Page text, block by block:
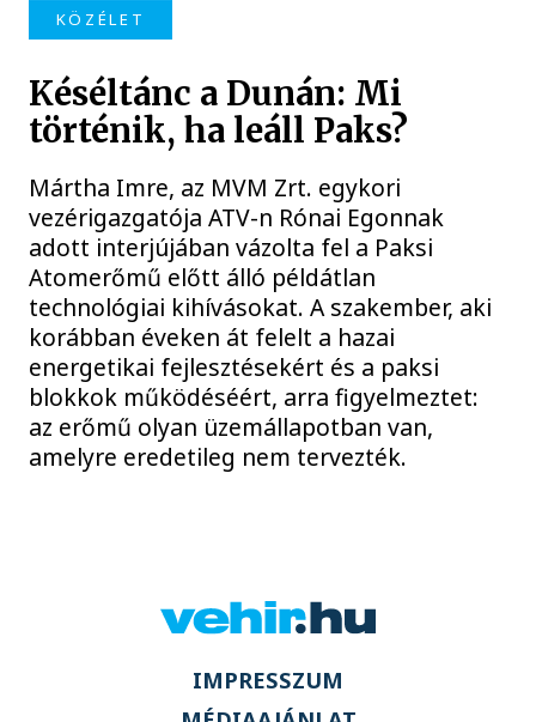
KÖZÉLET
Késéltánc a Dunán: Mi
történik, ha leáll Paks?
Mártha Imre, az MVM Zrt. egykori
vezérigazgatója ATV-n Rónai Egonnak
adott interjújában vázolta fel a Paksi
Atomerőmű előtt álló példátlan
technológiai kihívásokat. A szakember, aki
korábban éveken át felelt a hazai
energetikai fejlesztésekért és a paksi
blokkok működéséért, arra figyelmeztet:
az erőmű olyan üzemállapotban van,
amelyre eredetileg nem tervezték.
IMPRESSZUM